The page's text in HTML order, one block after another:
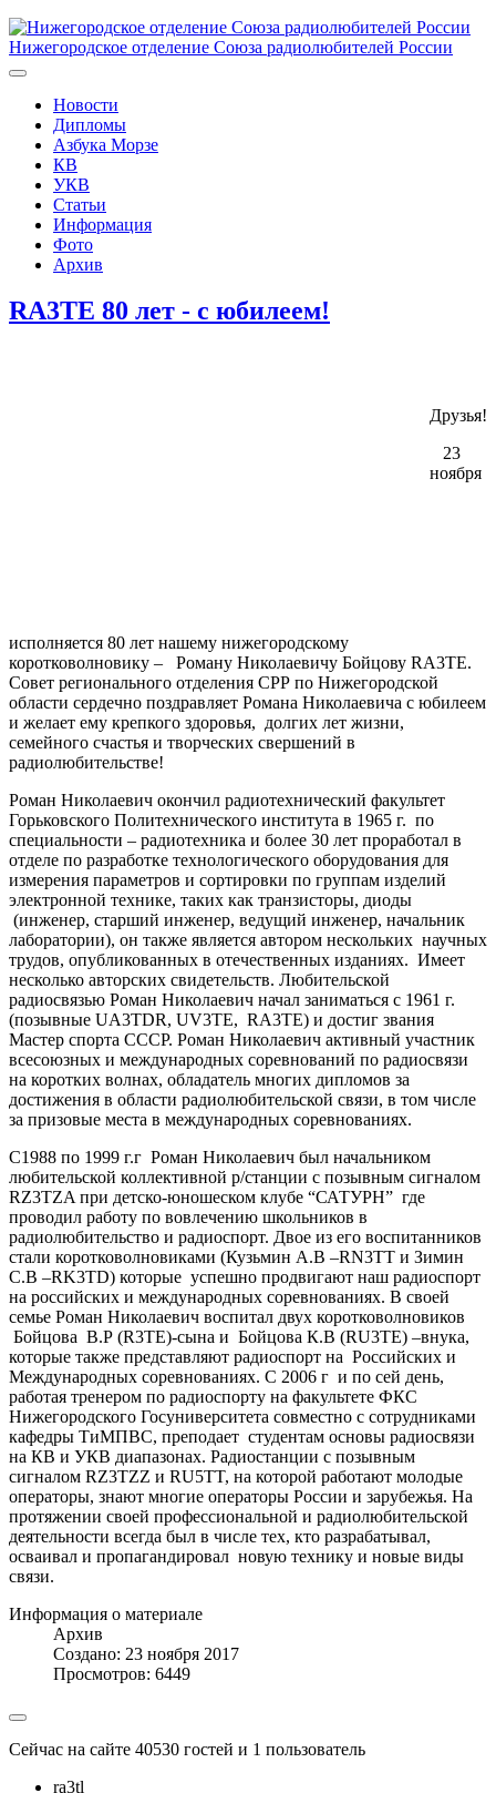
Нижегородское отделение Союза радиолюбителей России
Новости
Дипломы
Азбука Морзе
КВ
УКВ
Статьи
Информация
Фото
Архив
RA3TE 80 лет - с юбилеем!
Друзья!
23
ноября
исполняется 80 лет нашему нижегородскому
коротковолновику – Роману Николаевичу Бойцову RA3TE.
Совет регионального отделения СРР по Нижегородской
области сердечно поздравляет Романа Николаевича с юбилеем
и желает ему крепкого здоровья, долгих лет жизни,
семейного счастья и творческих свершений в
радиолюбительстве!
Роман Николаевич окончил радиотехнический факультет
Горьковского Политехнического института в 1965 г. по
специальности – радиотехника и более 30 лет проработал в
отделе по разработке технологического оборудования для
измерения параметров и сортировки по группам изделий
электронной технике, таких как транзисторы, диоды
(инженер, старший инженер, ведущий инженер, начальник
лаборатории), он также является автором нескольких научных
трудов, опубликованных в отечественных изданиях. Имеет
несколько авторских свидетельств. Любительской
радиосвязью Роман Николаевич начал заниматься с 1961 г.
(позывные UA3TDR, UV3TE, RA3TE) и достиг звания
Мастер спорта СССР. Роман Николаевич активный участник
всесоюзных и международных соревнований по радиосвязи
на коротких волнах, обладатель многих дипломов за
достижения в области радиолюбительской связи, в том числе
за призовые места в международных соревнованиях.
С1988 по 1999 г.г Роман Николаевич был начальником
любительской коллективной р/станции с позывным сигналом
RZ3TZA при детско-юношеском клубе “САТУРН” где
проводил работу по вовлечению школьников в
радиолюбительство и радиоспорт. Двое из его воспитанников
стали коротковолновиками (Кузьмин А.В –RN3TT и Зимин
С.В –RK3TD) которые успешно продвигают наш радиоспорт
на российских и международных соревнованиях. В своей
семье Роман Николаевич воспитал двух коротковолновиков
Бойцова В.Р (R3TE)-сына и Бойцова К.В (RU3TE) –внука,
которые также представляют радиоспорт на Российских и
Международных соревнованиях. С 2006 г и по сей день,
работая тренером по радиоспорту на факультете ФКС
Нижегородского Госуниверситета совместно с сотрудниками
кафедры ТиМПВС, преподает студентам основы радиосвязи
на КВ и УКВ диапазонах. Радиостанции с позывным
сигналом RZ3TZZ и RU5TT, на которой работают молодые
операторы, знают многие операторы России и зарубежья. На
протяжении своей профессиональной и радиолюбительской
деятельности всегда был в числе тех, кто разрабатывал,
осваивал и пропагандировал новую технику и новые виды
связи.
Информация о материале
Архив
Создано: 23 ноября 2017
Просмотров: 6449
Сейчас на сайте 40530 гостей и 1 пользователь
ra3tl